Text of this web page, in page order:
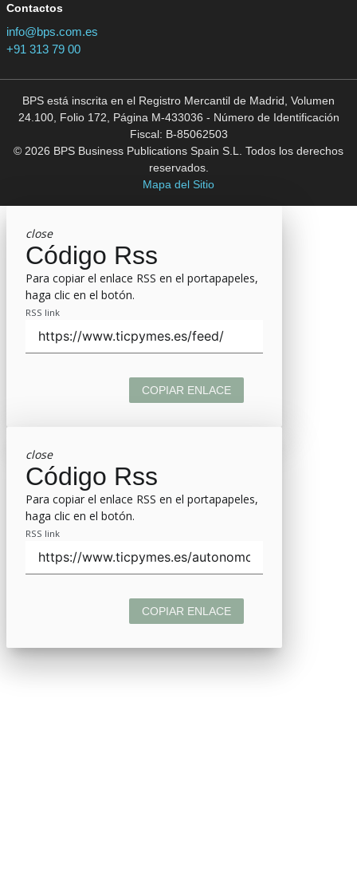
Contactos
info@bps.com.es
+91 313 79 00
BPS está inscrita en el Registro Mercantil de Madrid, Volumen
24.100, Folio 172, Página M-433036 - Número de Identificación
Fiscal: B-85062503
© 2026 BPS Business Publications Spain S.L. Todos los derechos
reservados.
Mapa del Sitio
close
Código Rss
Para copiar el enlace RSS en el portapapeles,
haga clic en el botón.
RSS link
COPIAR ENLACE
close
Código Rss
Para copiar el enlace RSS en el portapapeles,
haga clic en el botón.
RSS link
COPIAR ENLACE